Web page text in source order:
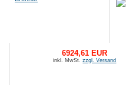
6924,61 EUR
inkl. MwSt.zzgl. Versand